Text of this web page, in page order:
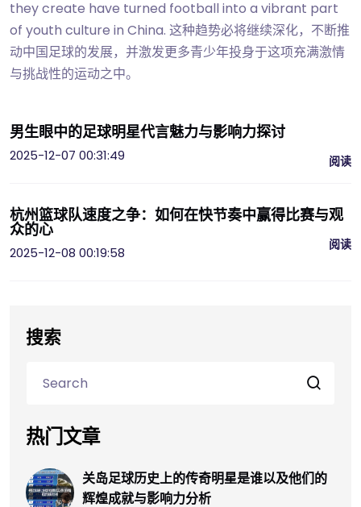
they create have turned football into a vibrant part
of youth culture in China. 这种趋势必将继续深化，不断推
动中国足球的发展，并激发更多青少年投身于这项充满激情
与挑战性的运动之中。
男生眼中的足球明星代言魅力与影响力探讨
2025-12-07 00:31:49
阅读
杭州篮球队速度之争：如何在快节奏中赢得比赛与观
众的心
2025-12-08 00:19:58
阅读
搜索
热门文章
关岛足球历史上的传奇明星是谁以及他们的
辉煌成就与影响力分析